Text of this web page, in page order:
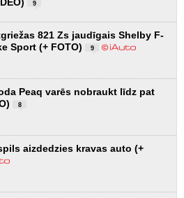
9
821 Zs jaudīgais Shelby F-
Sport (+ FOTO)
9
Peaq varēs nobraukt līdz pat
8
aizdedzies kravas auto (+